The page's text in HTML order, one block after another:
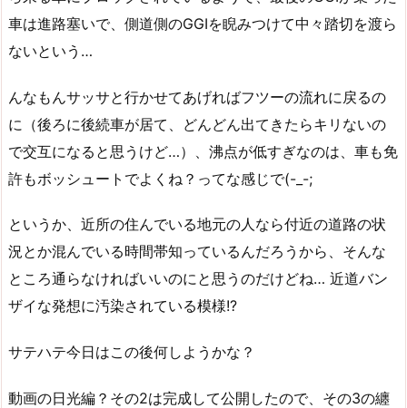
車は進路塞いで、側道側のGGIを睨みつけて中々踏切を渡ら
ないという…
んなもんサッサと行かせてあげればフツーの流れに戻るの
に（後ろに後続車が居て、どんどん出てきたらキリないの
で交互になると思うけど…）、沸点が低すぎなのは、車も免
許もボッシュートでよくね？ってな感じで(-_-;
というか、近所の住んでいる地元の人なら付近の道路の状
況とか混んでいる時間帯知っているんだろうから、そんな
ところ通らなければいいのにと思うのだけどね… 近道バン
ザイな発想に汚染されている模様!?
サテハテ今日はこの後何しようかな？
動画の日光編？その2は完成して公開したので、その3の纏